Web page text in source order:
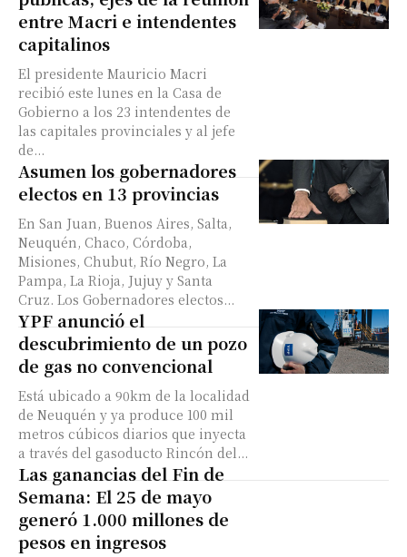
entre Macri e intendentes
capitalinos
El presidente Mauricio Macri
recibió este lunes en la Casa de
Gobierno a los 23 intendentes de
las capitales provinciales y al jefe
de...
Asumen los gobernadores
electos en 13 provincias
En San Juan, Buenos Aires, Salta,
Neuquén, Chaco, Córdoba,
Misiones, Chubut, Río Negro, La
Pampa, La Rioja, Jujuy y Santa
Cruz. Los Gobernadores electos...
YPF anunció el
descubrimiento de un pozo
de gas no convencional
Está ubicado a 90km de la localidad
de Neuquén y ya produce 100 mil
metros cúbicos diarios que inyecta
a través del gasoducto Rincón del...
Las ganancias del Fin de
Semana: El 25 de mayo
generó 1.000 millones de
pesos en ingresos